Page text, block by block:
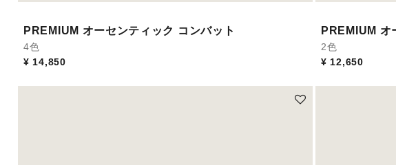
PREMIUM オーセンティック コンバット
4色
¥ 14,850
PREMIUM オ
ド
2色
¥ 12,650